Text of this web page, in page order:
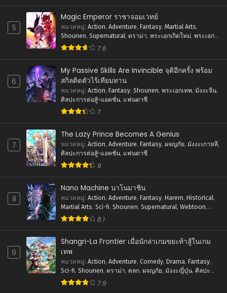
5
Magic Emperor ราชาจอมเวทย์
หมวดหมู่: Action, Adventure, Fantasy, Martial Arts,
Shounen, Supernatural, ดราม่า, พระเอกเกิดใหม่, พระเอก
เทพ,ภัยภิบัติ, มังงะจีน
7.6
6
My Passive Skills Are Invincible จุติอีกครั้ง พร้อม
สกิลติดตัวไร้เทียมทาน
หมวดหมู่: Action, Fantasy, Shounen, พระเอกเทพ, มังงะจีน,
ศิลปะการต่อสู้-แอคชั่น, แฟนตาซี
7
7
The Lazy Prince Becomes A Genius
หมวดหมู่: Action, Adventure, Fantasy, ผจญภัย, มังงะเกาหลี,
ศิลปะการต่อสู้-แอคชั่น, แฟนตาซี
9
8
Nano Machine นาโนมาชิน
หมวดหมู่: Action, Adventure, Fantasy, Harem, Historical,
Martial Arts, Sci-fi, Shounen, Supernatural, Webtoon,
ชีวิตในโรงเรียน ,
8.1
9
Shangri-La Frontier เมื่อนักล่าเกมขยะท้าสู้ในเกม
เทพ
หมวดหมู่: Action, Adventure, Comedy, Drama, Fantasy,
Sci-fi, Shounen, ดราม่า, ตลก, ผจญภัย, มังงะญี่ปุ่น, ศิลปะ
การต่อสู้-แอคชั่น,
7.9